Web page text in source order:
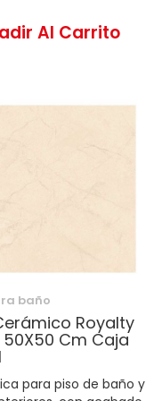
Al Carrito
baño
Royalty
50X50 Cm Caja
para piso de baño y